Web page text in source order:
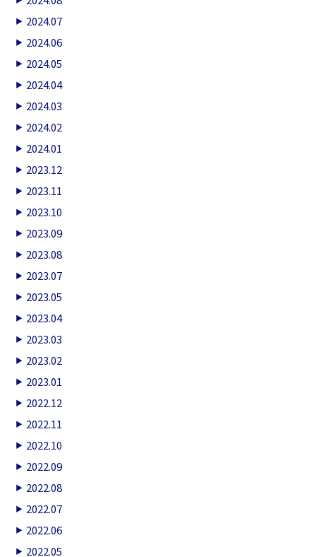
2024.07
2024.06
2024.05
2024.04
2024.03
2024.02
2024.01
2023.12
2023.11
2023.10
2023.09
2023.08
2023.07
2023.05
2023.04
2023.03
2023.02
2023.01
2022.12
2022.11
2022.10
2022.09
2022.08
2022.07
2022.06
2022.05